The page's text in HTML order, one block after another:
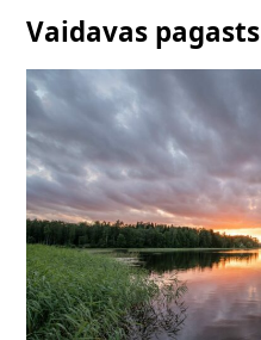
Vaidavas pagasts